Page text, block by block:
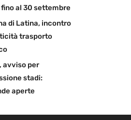
al 30 settembre
di Latina, incontro
trasporto
avviso per
stadi:
aperte